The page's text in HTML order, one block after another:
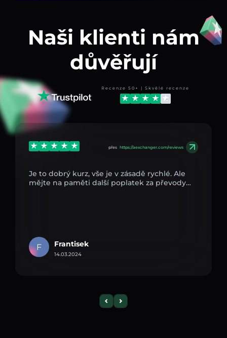
Naši klienti nám
důvěřují
Recenze 50+ | Skvělé recenze
přes https://aexchanger.com/reviews
Je to dobrý kurz, vše je v zásadě rychlé. Ale
mějte na paměti další poplatek za převody…
F Frantisek
14.03.2024